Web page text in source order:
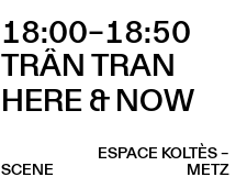
18:00–18:50
TRÂN TRAN
HERE & NOW
ESPACE KOLTÈS –
METZ
SCENE